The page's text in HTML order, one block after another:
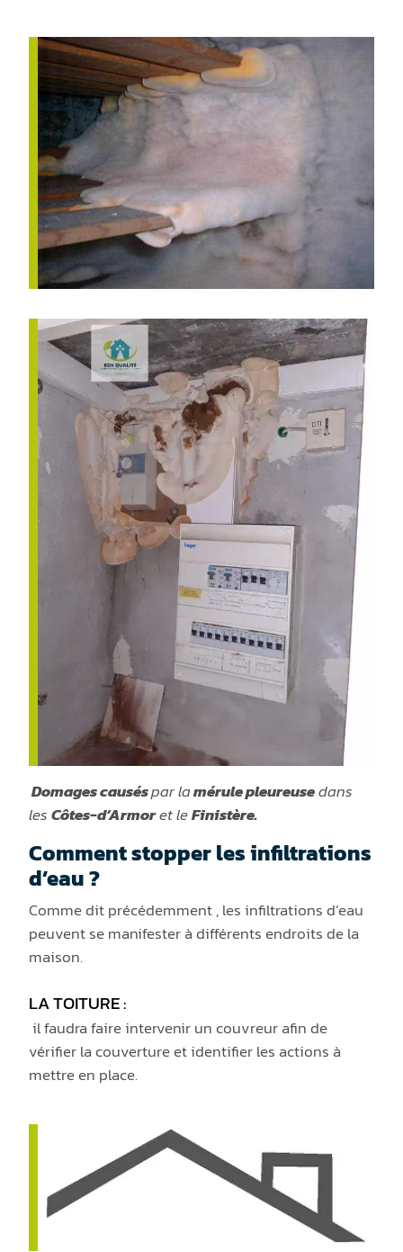
Domages causéspar lamérule pleureusedans
lesCôtes-d’Armoret leFinistère.
Comment stopper les infiltrations
d’eau ?
Comme dit précédemment , les infiltrations d’eau
peuvent se manifester à différents endroits de la
maison.
LA TOITURE :
il faudra faire intervenir un couvreur afin de
vérifier la couverture et identifier les actions à
mettre en place.